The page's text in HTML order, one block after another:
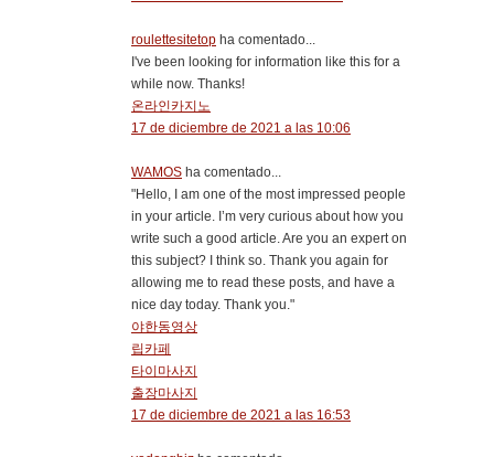
roulettesitetop ha comentado...
I've been looking for information like this for a
while now. Thanks!
온라인카지노
17 de diciembre de 2021 a las 10:06
WAMOS ha comentado...
"Hello, I am one of the most impressed people
in your article. I’m very curious about how you
write such a good article. Are you an expert on
this subject? I think so. Thank you again for
allowing me to read these posts, and have a
nice day today. Thank you."
야한동영상
립카페
타이마사지
출장마사지
17 de diciembre de 2021 a las 16:53